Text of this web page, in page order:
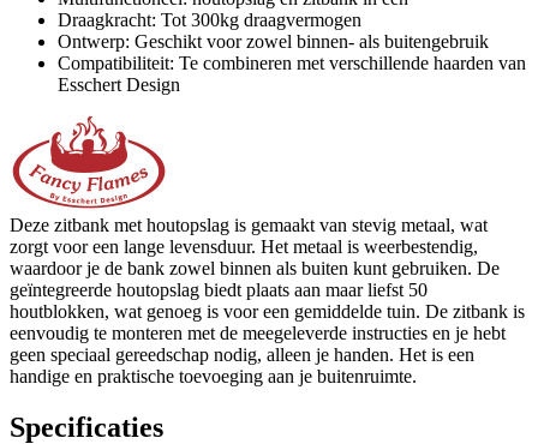
Draagkracht: Tot 300kg draagvermogen
Ontwerp: Geschikt voor zowel binnen- als buitengebruik
Compatibiliteit: Te combineren met verschillende haarden van
Esschert Design
Deze zitbank met houtopslag is gemaakt van stevig metaal, wat
zorgt voor een lange levensduur. Het metaal is weerbestendig,
waardoor je de bank zowel binnen als buiten kunt gebruiken. De
geïntegreerde houtopslag biedt plaats aan maar liefst 50
houtblokken, wat genoeg is voor een gemiddelde tuin. De zitbank is
eenvoudig te monteren met de meegeleverde instructies en je hebt
geen speciaal gereedschap nodig, alleen je handen. Het is een
handige en praktische toevoeging aan je buitenruimte.
Specificaties